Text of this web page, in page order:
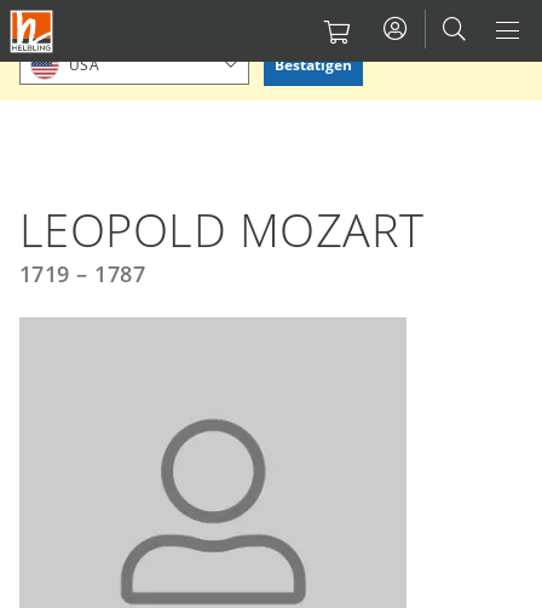
Direkt
zum
Inhalt
Bitte Standort bestätigen oder einen anderen auswählen.
USA Bestätigen
LEOPOLD MOZART
1719 – 1787